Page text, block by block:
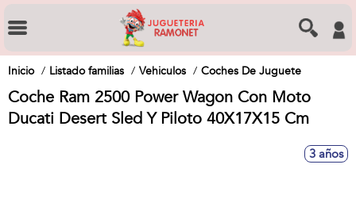
Inicio Listado familias Vehiculos Coches De Juguete
Coche Ram 2500 Power Wagon Con Moto
Ducati Desert Sled Y Piloto 40X17X15 Cm
3 años